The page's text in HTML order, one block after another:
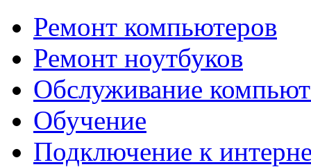
Ремонт компьютеров
Ремонт ноутбуков
Обслуживание
Обучение
Подключение к